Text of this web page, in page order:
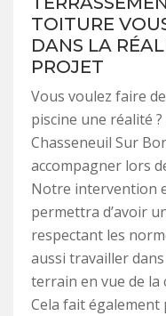
TOITURE
DANS LA
PROJET
Vous voulez faire
piscine une réalité
Chasseneuil Sur
accompagner lors
Notre intervention
permettra d’avoir
respectant les
aussi travailler
terrain en vue de la
Cela fait également